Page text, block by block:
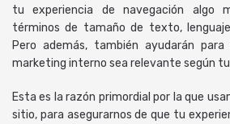
tu experiencia de navegación algo
términos de tamaño de texto,
Pero además, también ayudarán
marketing interno sea relevante según
Esta es la razón primordial por la que
sitio, para asegurarnos de que tu